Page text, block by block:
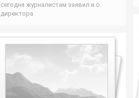
сегодня журналистам заявил и.о.
директора